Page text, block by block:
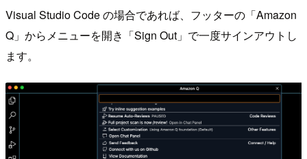
Visual Studio Code の場合であれば、フッターの「Amazon
Q」からメニューを開き「Sign Out」で一度サインアウトし
ます。